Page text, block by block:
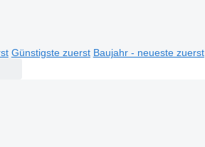
Günstigste zuerst Baujahr - neueste zuerst